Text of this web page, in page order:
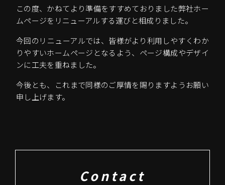
この度、かねてより準備をすすめておりました弊社ホー
ムページをリニューアルする運びと相成りました。
今回のリニューアルでは、皆様がより利用しやすくわか
りやすいホームページとなるよう、ページ構成やデザイ
ンに工夫を重ねました。
今後とも、これまで同様のご厚情を賜りますようお願い
申し上げます。
Contact